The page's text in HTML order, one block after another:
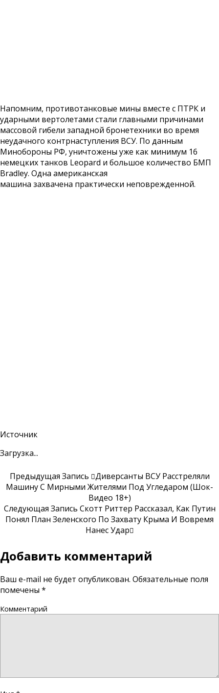
Напомним, противотанковые мины вместе с ПТРК и
ударными вертолетами стали главными причинами
массовой гибели западной бронетехники во время
неудачного контрнаступления ВСУ. По данным
Минобороны РФ, уничтожены уже как минимум 16
немецких танков Leopard и большое количество БМП
Bradley. Одна американская
машина захвачена практически неповрежденной.
Источник
Загрузка...
Предыдущая Запись
Диверсанты ВСУ Расстреляли
Машину С Мирными Жителями Под Угледаром (шок-
Видео 18+)
Следующая Запись Скотт Риттер Рассказал, Как Путин
Понял План Зеленского По Захвату Крыма И Вовремя
Нанес Удар
Добавить комментарий
Ваш e-mail не будет опубликован. Обязательные поля
помечены *
Комментарий